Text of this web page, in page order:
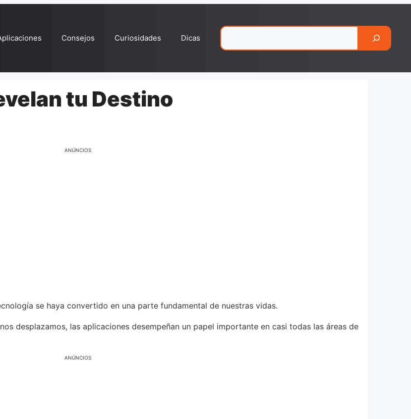
Consejos Curiosidades Dicas
tu Destino
ANÚNCIOS
se haya convertido en una parte fundamental de nuestras vidas.
desplazamos, las aplicaciones desempeñan un papel importante en casi todas las áreas de
ANÚNCIOS